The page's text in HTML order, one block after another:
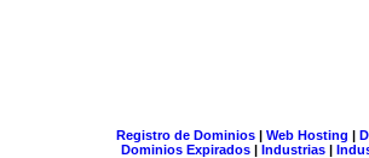
Registro de Dominios| Web Hosting |
Dominios Expirados | Industrias |